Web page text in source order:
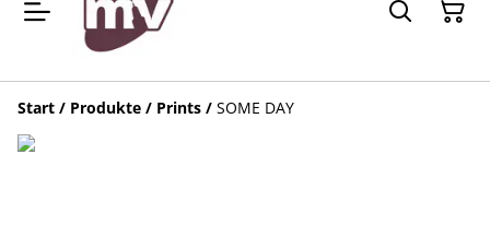
Start / Produkte / Prints / SOME DAY